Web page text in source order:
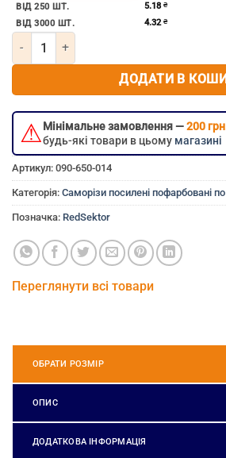
ВІД 250 ШТ. 5.18 ₴
ВІД 3000 ШТ. 4.32 ₴
Кількість Саморіз посилений по
ДОДАТИ В
⚠Мінімальне замовлення —200
будь-які товари в цьому магазині
Артикул: 090-650-014
Категорія: Саморізи посилені пофарбовані
Позначка: RedSektor
Переглянути всі товари
ОБРАТИ РОЗМІР
ОПИС
ДОДАТКОВА ІНФОРМАЦІЯ